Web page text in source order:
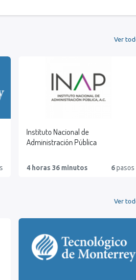
Ver
Instituto Nacional de
Administración Pública
4 horas 36 minutos 6pasos
Ver